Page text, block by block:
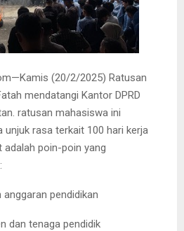
Kamis (20/2/2025) Ratusan
mendatangi Kantor DPRD
ratusan mahasiswa ini
unjuk rasa terkait 100 hari kerja
adalah poin-poin yang
pendidikan
dan tenaga pendidik